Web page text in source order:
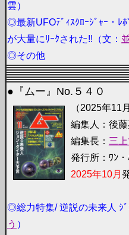
雲）
◎最新UFOﾃﾞｨｽｸﾛｰｼﾞｬｰ・ﾚ
が大量にﾘｰｸされた!!（文：
◎その他
●『ムー』No.５４０
（2025年11
編集人：後
編集長： 三
発行所：ﾜﾝ・
2025年10月
◎総力特集/ 逆説の未来人 ｼﾞ
う ）